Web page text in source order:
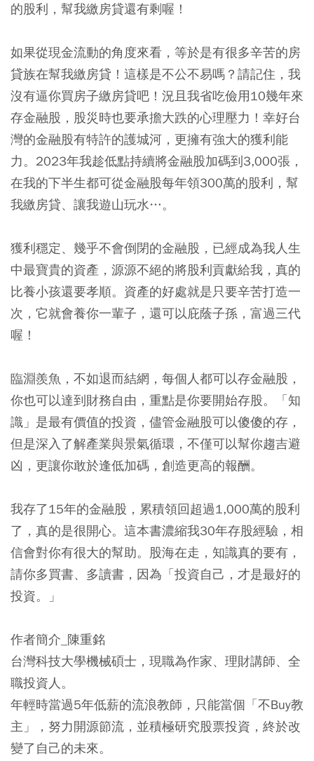
的股利，幫我繳房貸還有剩喔！
如果從現金流動的角度來看，等於是有很多辛苦的房
貸族在幫我繳房貸！這樣是不公不易嗎？請記住，我
沒有逼你買房子繳房貸吧！況且我省吃儉用10幾年來
存金融股，股災時也要承擔大跌的心理壓力！幸好台
灣的金融股有特許的護城河，更擁有強大的獲利能
力。 2023年我趁低點持續將金融股加碼到3,000張，
在我的下半生都可從金融股每年領300萬的股利，幫
我繳房貸、讓我遊山玩水…。
獲利穩定、幾乎不會倒閉的金融股，已經成為我人生
中最寶貴的資產，源源不絕的將股利貢獻給我，真的
比養小孩還要孝順。資產的好處就是只要辛苦打造一
次，它就會養你一輩子，還可以庇蔭子孫，富過三代
喔！
臨淵羨魚，不如退而結網，每個人都可以存金融股，
你也可以達到財務自由，重點是你要開始存股。「知
識」是最有價值的投資，儘管金融股可以傻傻的存，
但是深入了解產業與景氣循環，不僅可以幫你趨吉避
凶，更讓你敢於逢低加碼，創造更高的報酬。
我存了15年的金融股，累積領回超過1,000萬的股利
了 ，真的是很開心。這本書濃縮我30年存股經驗，相
信會對你有很大的幫助。股海在走，知識真的要有，
請你多買書、多讀書，因為「投資自己，才是最好的
投資。」
作者簡介_陳重銘
台灣科技大學機械碩士，現職為作家、理財講師、全
職投資人。
年輕時當過5年低薪的流浪教師，只能當個「不Buy教
主」，努力開源節流，並積極研究股票投資，終於改
變了自己的未來。